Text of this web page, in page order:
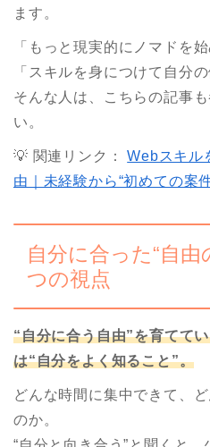
ます。
「もっと現実的にノマドを
「スキルを身につけて自分
そんな人は、こちらの記事
い。
💡 関連リンク：Webスキル
由｜未経験から“初めての案
自分に合った“自
つの視点
“自分に合う自由”を育てて
は“自分をよく知ること”。
どんな時間に集中できて、
のか。